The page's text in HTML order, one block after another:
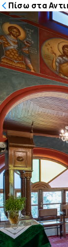
Μετάβαση
στο
Πίσω στα